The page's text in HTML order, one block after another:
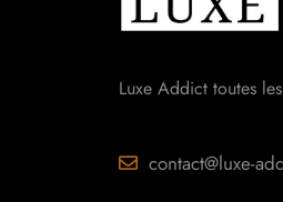
Luxe Addict toutes
contact@luxe-